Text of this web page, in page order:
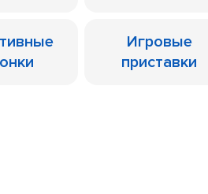
Игровые
приставки